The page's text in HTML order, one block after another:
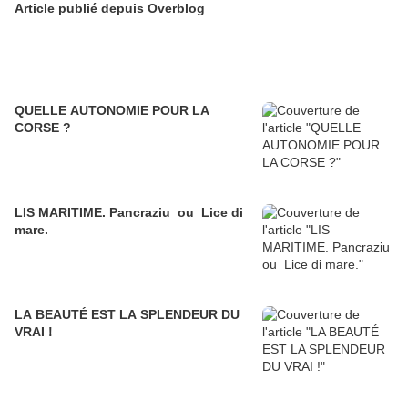
Article publié depuis Overblog
QUELLE AUTONOMIE POUR LA
CORSE ?
LIS MARITIME. Pancraziu ou Lice di
mare.
LA BEAUTÉ EST LA SPLENDEUR DU
VRAI !